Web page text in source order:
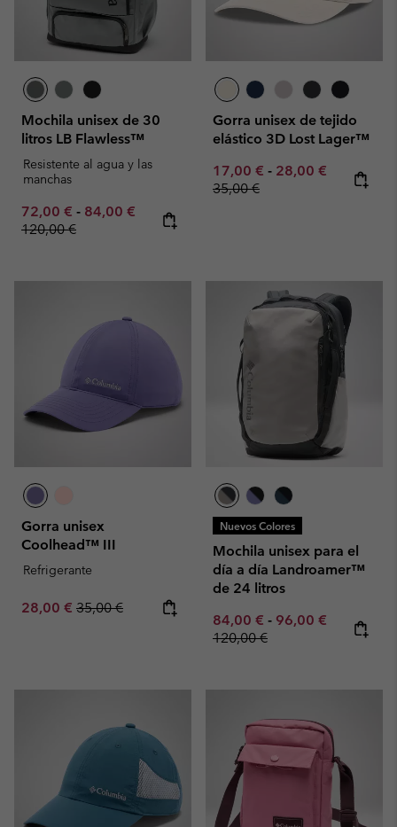
Mochila unisex de 30
litros LB Flawless™
Resistente al agua y las
manchas
Minimum sale price:
72,00 € - Maximum sale price:
84,00 € Regular price:
120,00 €
Gorra unisex de tejido
elástico 3D Lost Lager™
Minimum sale price:
17,00 € - Maximum sale
28,00 € Regular
35,00 €
Gorra unisex
Coolhead™ III
Refrigerante
Sale price:
28,00 € Regular price:
35,00 €
Nuevos Colores
Mochila unisex para el
día a día Landroamer™
de 24 litros
Minimum sale price:
84,00 € - Maximum sale
96,00 € Regular
120,00 €